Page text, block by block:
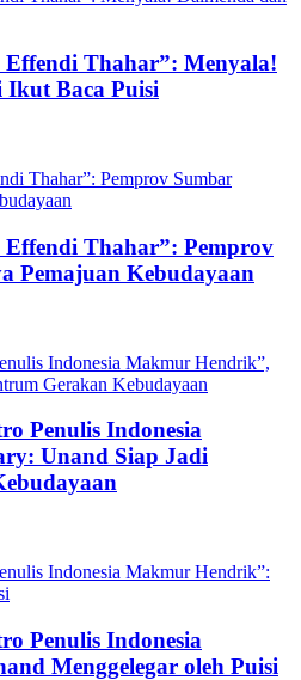
Thahar”: Menyala!
Ikut Baca Puisi
Thahar”: Pemprov
Pemajuan Kebudayaan
Penulis Indonesia
Unand Siap Jadi
Penulis Indonesia
Menggelegar oleh Puisi